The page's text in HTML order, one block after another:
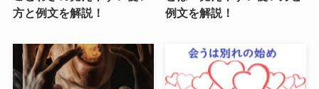
方と例文を解説！
例文を解説！